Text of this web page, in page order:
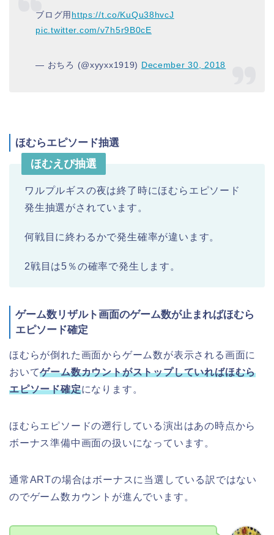
ブログ用 https://t.co/KuQu38hvcJ
pic.twitter.com/v7h5r9B0cE
— おちろ (@xyyxx1919) December 30, 2018
ほむらエピソード抽選
ほむえぴ抽選
ワルプルギスの夜は終了時にほむらエピソード
発生抽選がされています。
何戦目に終わるかで発生確率が違います。
2戦目は5％の確率で発生します。
ゲーム数リザルト画面のゲーム数が止まればほむら
エピソード確定
ほむらが倒れた画面からゲーム数が表示される画面に
おいてゲーム数カウントがストップしていればほむら
エピソード確定になります。
ほむらエピソードの遡行している演出はあの時点から
ボーナス準備中画面の扱いになっています。
通常ARTの場合はボーナスに当選している訳ではない
のでゲーム数カウントが進んでいます。